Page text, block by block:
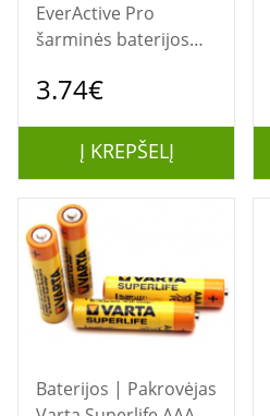
EverActive Pro
šarminės baterijos
plokštelė 2 vnt.
3.74€
Į KREPŠELĮ
Baterijos | Pakrovėjas